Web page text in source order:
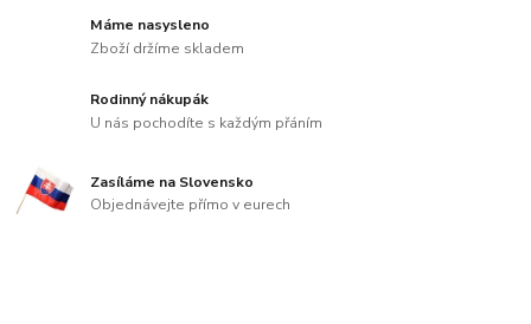
Máme nasysleno
Zboží držíme skladem
Rodinný nákupák
U nás pochodíte s každým přáním
Zasíláme na Slovensko
Objednávejte přímo v eurech